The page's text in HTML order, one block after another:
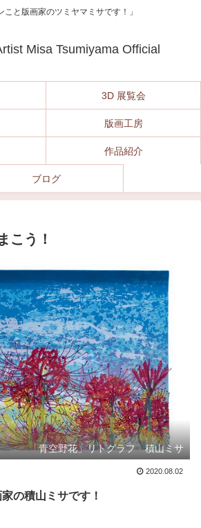
こと版画家のツミヤマミサです！」
Misa Tsumiyama Official
3D 展覧会
版画工房
作品紹介
ブログ
こう！
「青空野花」リトグラフ 積山ミサ
2020.08.02
の積山ミサです！